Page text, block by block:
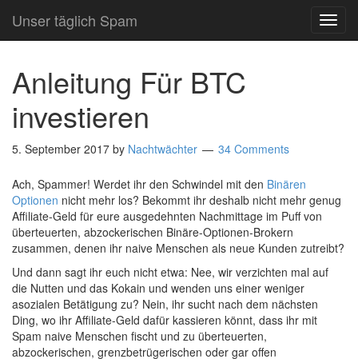
Unser täglich Spam
Anleitung Für BTC
investieren
5. September 2017 by Nachtwächter 34 Comments
Ach, Spammer! Werdet ihr den Schwindel mit den Binären
Optionen nicht mehr los? Bekommt ihr deshalb nicht mehr genug
Affiliate-Geld für eure ausgedehnten Nachmittage im Puff von
überteuerten, abzockerischen Binäre-Optionen-Brokern
zusammen, denen ihr naive Menschen als neue Kunden zutreibt?
Und dann sagt ihr euch nicht etwa: Nee, wir verzichten mal auf
die Nutten und das Kokain und wenden uns einer weniger
asozialen Betätigung zu? Nein, ihr sucht nach dem nächsten
Ding, wo ihr Affiliate-Geld dafür kassieren könnt, dass ihr mit
Spam naive Menschen fischt und zu überteuerten,
abzockerischen, grenzbetrügerischen oder gar offen